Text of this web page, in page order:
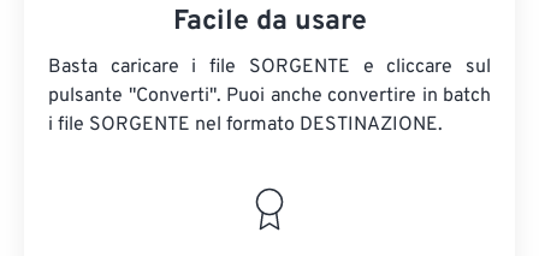
Facile da usare
Basta caricare i file SORGENTE e cliccare sul
pulsante "Converti". Puoi anche convertire in batch
i file SORGENTE nel formato DESTINAZIONE.